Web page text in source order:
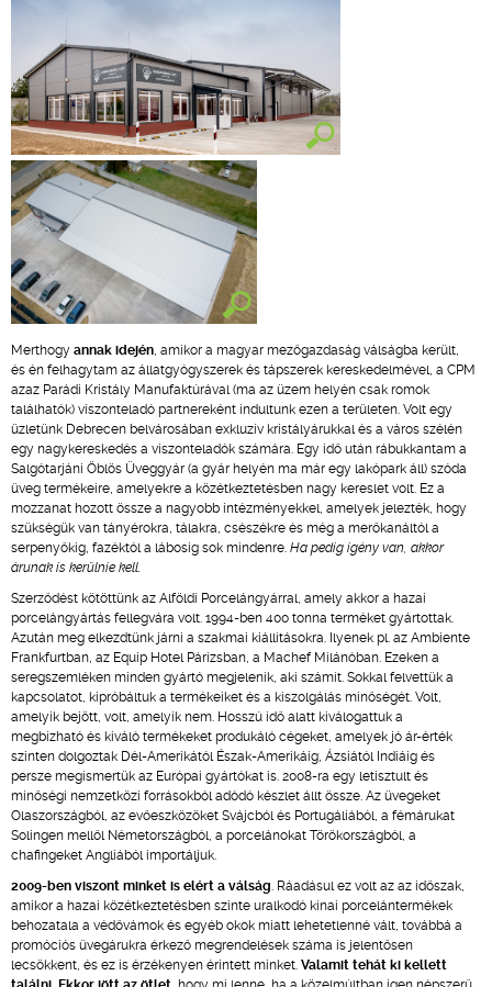
Merthogy annak idején, amikor a magyar mezőgazdaság válságba került,
és én felhagytam az állatgyógyszerek és tápszerek kereskedelmével, a CPM
azaz Parádi Kristály Manufaktúrával (ma az üzem helyén csak romok
találhatók) viszonteladó partnereként indultunk ezen a területen. Volt egy
üzletünk Debrecen belvárosában exkluzív kristályárukkal és a város szélén
egy nagykereskedés a viszonteladók számára. Egy idő után rábukkantam a
Salgótarjáni Öblös Üveggyár (a gyár helyén ma már egy lakópark áll) szóda
üveg termékeire, amelyekre a közétkeztetésben nagy kereslet volt. Ez a
mozzanat hozott össze a nagyobb intézményekkel, amelyek jelezték, hogy
szükségük van tányérokra, tálakra, csészékre és még a merőkanáltól a
serpenyőkig, fazéktól a lábosig sok mindenre. Ha pedig igény van, akkor
árunak is kerülnie kell.
Szerződést kötöttünk az Alföldi Porcelángyárral, amely akkor a hazai
porcelángyártás fellegvára volt. 1994-ben 400 tonna terméket gyártottak.
Azután meg elkezdtünk járni a szakmai kiállításokra. Ilyenek pl. az Ambiente
Frankfurtban, az Equip Hotel Párizsban, a Machef Milánóban. Ezeken a
seregszemléken minden gyártó megjelenik, aki számít. Sokkal felvettük a
kapcsolatot, kipróbáltuk a termékeiket és a kiszolgálás minőségét. Volt,
amelyik bejött, volt, amelyik nem. Hosszú idő alatt kiválogattuk a
megbízható és kiváló termékeket produkáló cégeket, amelyek jó ár-érték
szinten dolgoztak Dél-Amerikától Észak-Amerikáig, Ázsiától Indiáig és
persze megismertük az Európai gyártókat is. 2008-ra egy letisztult és
minőségi nemzetközi forrásokból adódó készlet állt össze. Az üvegeket
Olaszországból, az evőeszközöket Svájcból és Portugáliából, a fémárukat
Solingen mellől Németországból, a porcelánokat Törökországból, a
chafingeket Angliából importáljuk.
2009-ben viszont minket is elért a válság. Ráadásul ez volt az az időszak,
amikor a hazai közétkeztetésben szinte uralkodó kínai porcelántermékek
behozatala a védővámok és egyéb okok miatt lehetetlenné vált, továbbá a
promóciós üvegárukra érkező megrendelések száma is jelentősen
lecsökkent, és ez is érzékenyen érintett minket. Valamit tehát ki kellett